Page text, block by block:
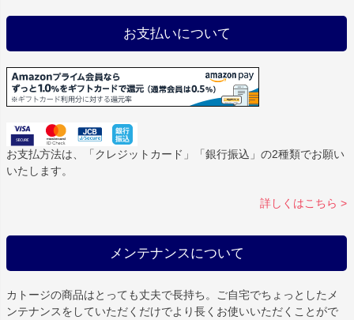
お支払いについて
お支払方法は、「クレジットカード」「銀行振込」の2種類でお願い
いたします。
詳しくはこちら >
メンテナンスについて
カトージの商品はとっても丈夫で長持ち。ご自宅でちょっとしたメ
ンテナンスをしていただくだけでより長くお使いいただくことがで